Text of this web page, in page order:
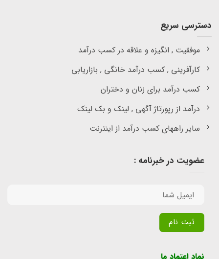
دسترسی سریع
موفقیت , انگیزه و علاقه در کسب درآمد
کارآفرینی , کسب درآمد خانگی , بازاریابی
کسب درآمد برای زنان و دختران
درآمد از رپورتاژ آگهی , لینک و بک لینک
سایر راههای کسب درآمد از اینترنت
عضویت در خبرنامه :
نماد اعتماد ما